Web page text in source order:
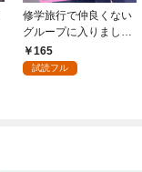
修学旅行で仲良くない
グループに入りました
【単話版】1巻
165
試読フル